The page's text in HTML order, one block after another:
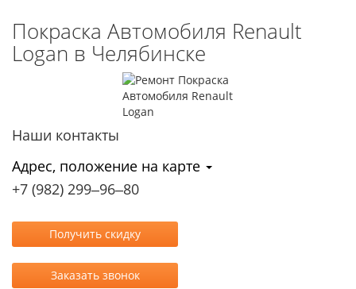
Покраска Автомобиля Renault
Logan в Челябинске
Наши контакты
Адрес, положение на карте
+7 (982) 299‒96‒80